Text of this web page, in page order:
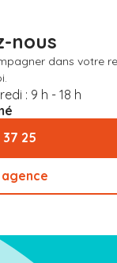
nous
dans votre
: 9 h - 18 h
37 25